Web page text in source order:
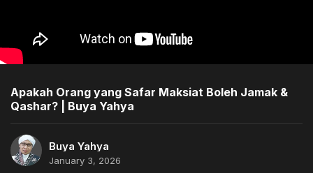
Apakah Orang yang Safar Maksiat Boleh Jamak &
Qashar? | Buya Yahya
Buya Yahya
January 3, 2026